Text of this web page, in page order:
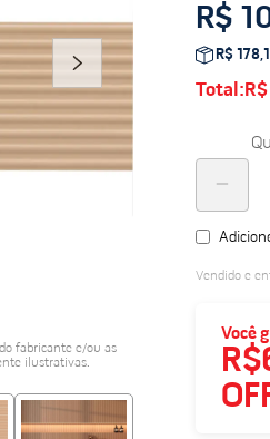
fabricante e/ou as
ilustrativas.
R$
R$
Total:
Vendido e
Você
telhas
porcelanato acetinado